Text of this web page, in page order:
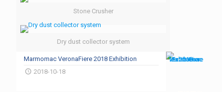
Stone Crusher
Dry dust collector system
Marmomac VeronaFiere 2018 Exhibition
2018-10-18